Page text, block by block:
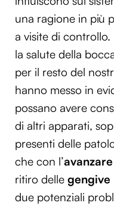
una ragione in più
a visite di
la salute della
per il resto del
hanno messo in
possano avere
di altri apparati,
presenti delle
che con l’
ritiro delle gengive
due potenziali